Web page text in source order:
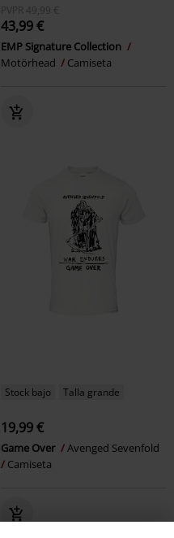
PVPR 49,99 €
43,99 €
EMP Signature Collection
Motörhead
Camiseta
Stock bajo Talla grande
19,99 €
Game Over
Avenged Sevenfold
Camiseta